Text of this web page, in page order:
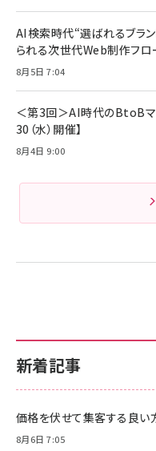
Amazon
ケーブル
ド付き
17 / 16 /
Pro/Air 各
￥1,890
￥4,857
新着記事
価格を伏せて集客する良い
8月6日 7:05
AI検索時代“選ばれるブラ
られる次世代Web制作フロ
8月5日 7:04
＜第3回＞AI時代のBtoBマ
30（水）開催】
8月4日 9:00